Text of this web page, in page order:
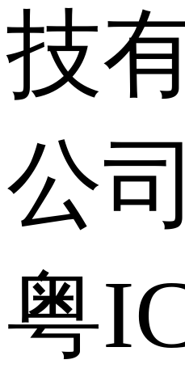
技
公司
粤